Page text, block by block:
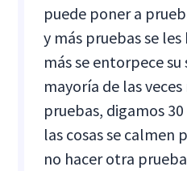
puede poner a
y más pruebas se
más se entorpece su
mayoría de las
pruebas, digamos
las cosas se calmen
no hacer otra